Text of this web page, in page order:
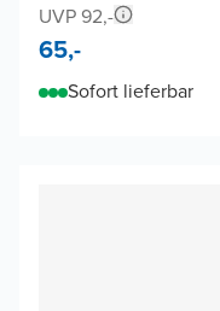
UVP 92,-
65,-
Sofort lieferbar